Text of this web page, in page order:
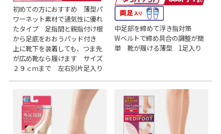
初めての方におすすめ 薄型パ
ワーネット素材で通気性に優れ
たタイプ 足指間と親指付け根
から足底をおおうパッド付き
上に靴下を装着しても、つま先
が広め靴なら履けます サイズ
２９ｃｍまで 左右別片足入り
中足部を締めて浮き指対策
Wベルトで締め具合の調整が簡
単 靴が履ける薄型 1足入り